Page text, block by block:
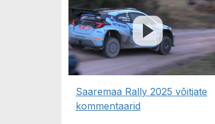
Saaremaa Rally 2025 võitjate
kommentaarid